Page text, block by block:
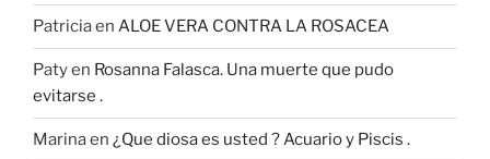
Patriciaen ALOE VERA CONTRA LA ROSACEA
Patyen Rosanna Falasca. Una muerte que pudo
evitarse .
Marinaen ¿Que diosa es usted ? Acuario y Piscis .